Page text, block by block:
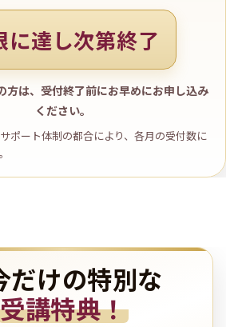
に達し次第終了
方は、受付終了前にお早めにお申し込み
ください。
ポート体制の都合により、各月の受付数に
だけの特別な
受講特典！